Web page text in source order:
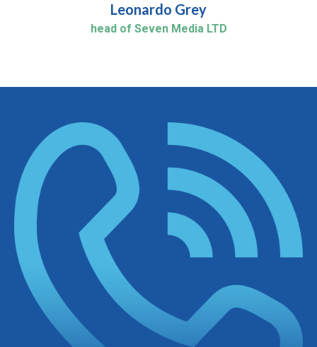
Leonardo Grey
head of Seven Media LTD